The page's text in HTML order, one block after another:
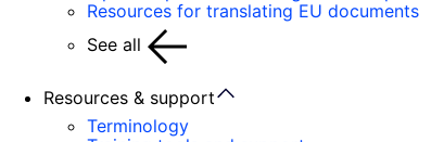
Resources for translating EU documents
See all
Resources & support
Terminology